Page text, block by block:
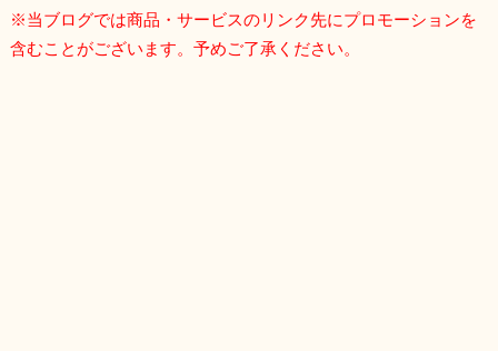
※当ブログでは商品・サービスのリンク先にプロモーションを
含むことがございます。予めご了承ください。